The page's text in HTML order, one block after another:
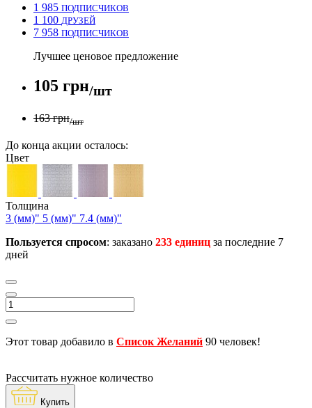
1 985 ПОДПИСЧИКОВ
1 100 ДРУЗЕЙ
7 958 ПОДПИСЧИКОВ
Лучшее ценовое предложение
105 грн/шт
163 грн/шт
До конца акции осталось:
Цвет
Толщина
3 (мм)" 5 (мм)" 7.4 (мм)"
Пользуется спросом: заказано 233 единиц за последние 7
дней
Этот товар добавило в Список Желаний 90 человек!
Рассчитать нужное количество
Купить